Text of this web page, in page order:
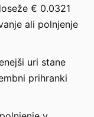
€ 0.0321
ali polnjenje
uri stane
prihranki